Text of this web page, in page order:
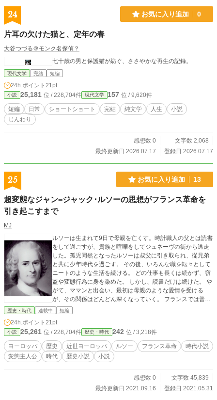
24 お気に入り追加 0
片耳の欠けた猫と、定年の春
大谷つづる＠モンク名探偵？
七十歳の男と保護猫が紡ぐ、ささやかな再生の記録。
現代文学 完結 短編
24h.ポイント 21pt
小説 25,181 位 / 228,704件 現代文学 157 位 / 9,620件
短編 日常 ショートショート 完結 純文学 人生
小説
じんわり
感想数 0
文字数 2,068
最終更新日 2026.07.17
登録日 2026.07.17
25 お気に入り追加 13
超変態なジャン=ジャック･ルソーの思想がフランス革命を
引き起こすまで
MJ
ルソーは生まれて9日で母親を亡くす。時計職人の父とは読書
をして過ごすが、貴族と喧嘩をしてジュネーヴの街から逃走
した。孤児同然となったルソーは叔父に引き取られ、従兄弟
と共に少年時代を過ごす。 その後、いろんな職を転々として
ニートのような生活を続ける。 どの仕事も長くは続かず、窃
盗や変態行為に身を染めた。 しかし、読書だけは続けた。 や
がて、ママンと出会い、最初は母親のような愛情を受ける
が、その関係はどんどん深くなっていく。 フランスでは普通
のことなのか、奇妙な三角関係を経験し、やがて、ママンと
った。 ルソーはその後、女中と結婚し5人の子供を授かる
が、貧乏すぎて養えない。 ルソーは抑圧された経験を通し
て、社会に疑問を持っていた。ルソーは理不尽な社会の事を
文章にする。 「人間不平等起源論」 「社会契約論」 「新エ
ロイーズ」恋愛小説 「エミール」教育論 「告白」自伝 「孤
い芸人のようにチヤホヤされたものだ。 それらの文章はやが
て啓蒙思想として人々に大きな影響を与えていくこととな
歴史・時代 連載中 短編
24h.ポイント 21pt
小説 25,261 位 / 228,704件 歴史・時代 242 位 / 3,218件
ヨーロッパ 歴史 近世ヨーロッパ ルソー フランス革命
時代小説
変態主人公
時代 歴史小説 小説
感想数 0
文字数 45,839
最終更新日 2021.09.16
登録日 2021.05.31